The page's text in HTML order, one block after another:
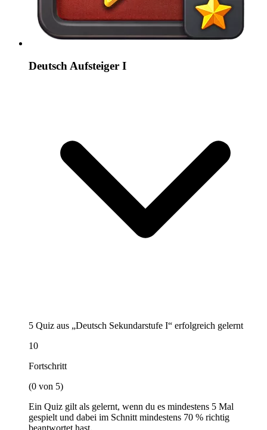
Deutsch Aufsteiger I
5 Quiz aus „Deutsch Sekundarstufe I“ erfolgreich gelernt
10
Fortschritt
(0 von 5)
Ein Quiz gilt als gelernt, wenn du es mindestens 5 Mal
gespielt und dabei im Schnitt mindestens 70 % richtig
beantwortet hast.